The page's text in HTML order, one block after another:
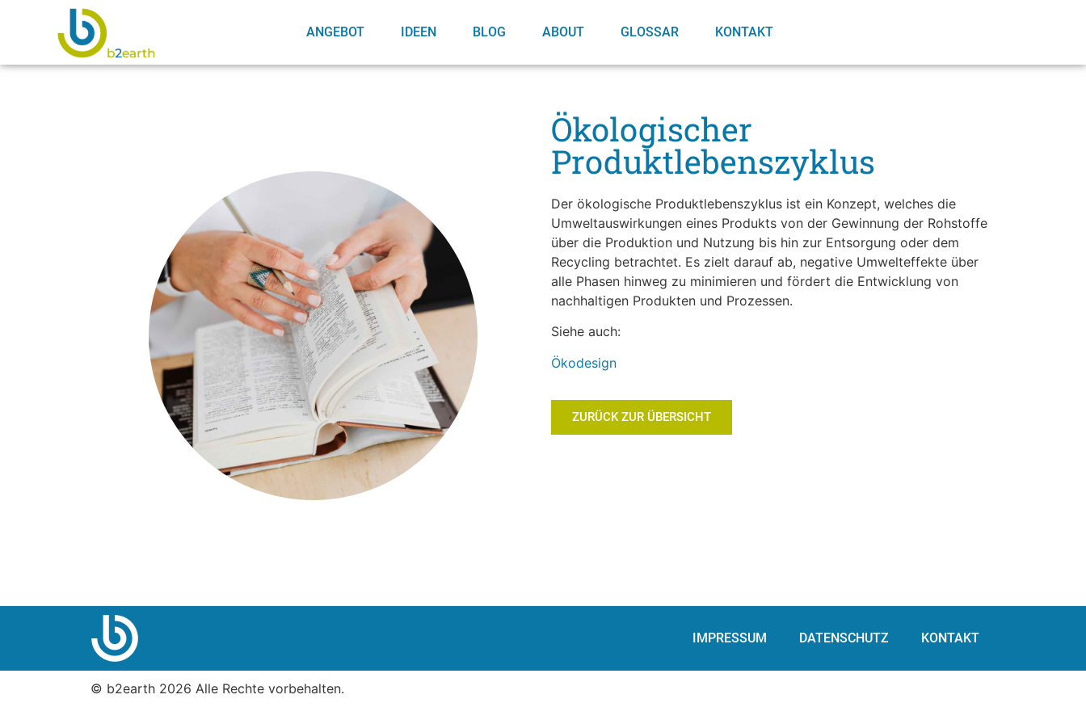
ANGEBOT IDEEN BLOG ABOUT GLOSSAR KONTAKT
Ökologischer
Produktlebenszyklus
Der ökologische Produktlebenszyklus ist ein Konzept, welches die
Umweltauswirkungen eines Produkts von der Gewinnung der Rohstoffe
über die Produktion und Nutzung bis hin zur Entsorgung oder dem
Recycling betrachtet. Es zielt darauf ab, negative Umwelteffekte über
alle Phasen hinweg zu minimieren und fördert die Entwicklung von
nachhaltigen Produkten und Prozessen.
Siehe auch:
Ökodesign
ZURÜCK ZUR ÜBERSICHT
IMPRESSUM DATENSCHUTZ KONTAKT
© b2earth 2026 Alle Rechte vorbehalten.